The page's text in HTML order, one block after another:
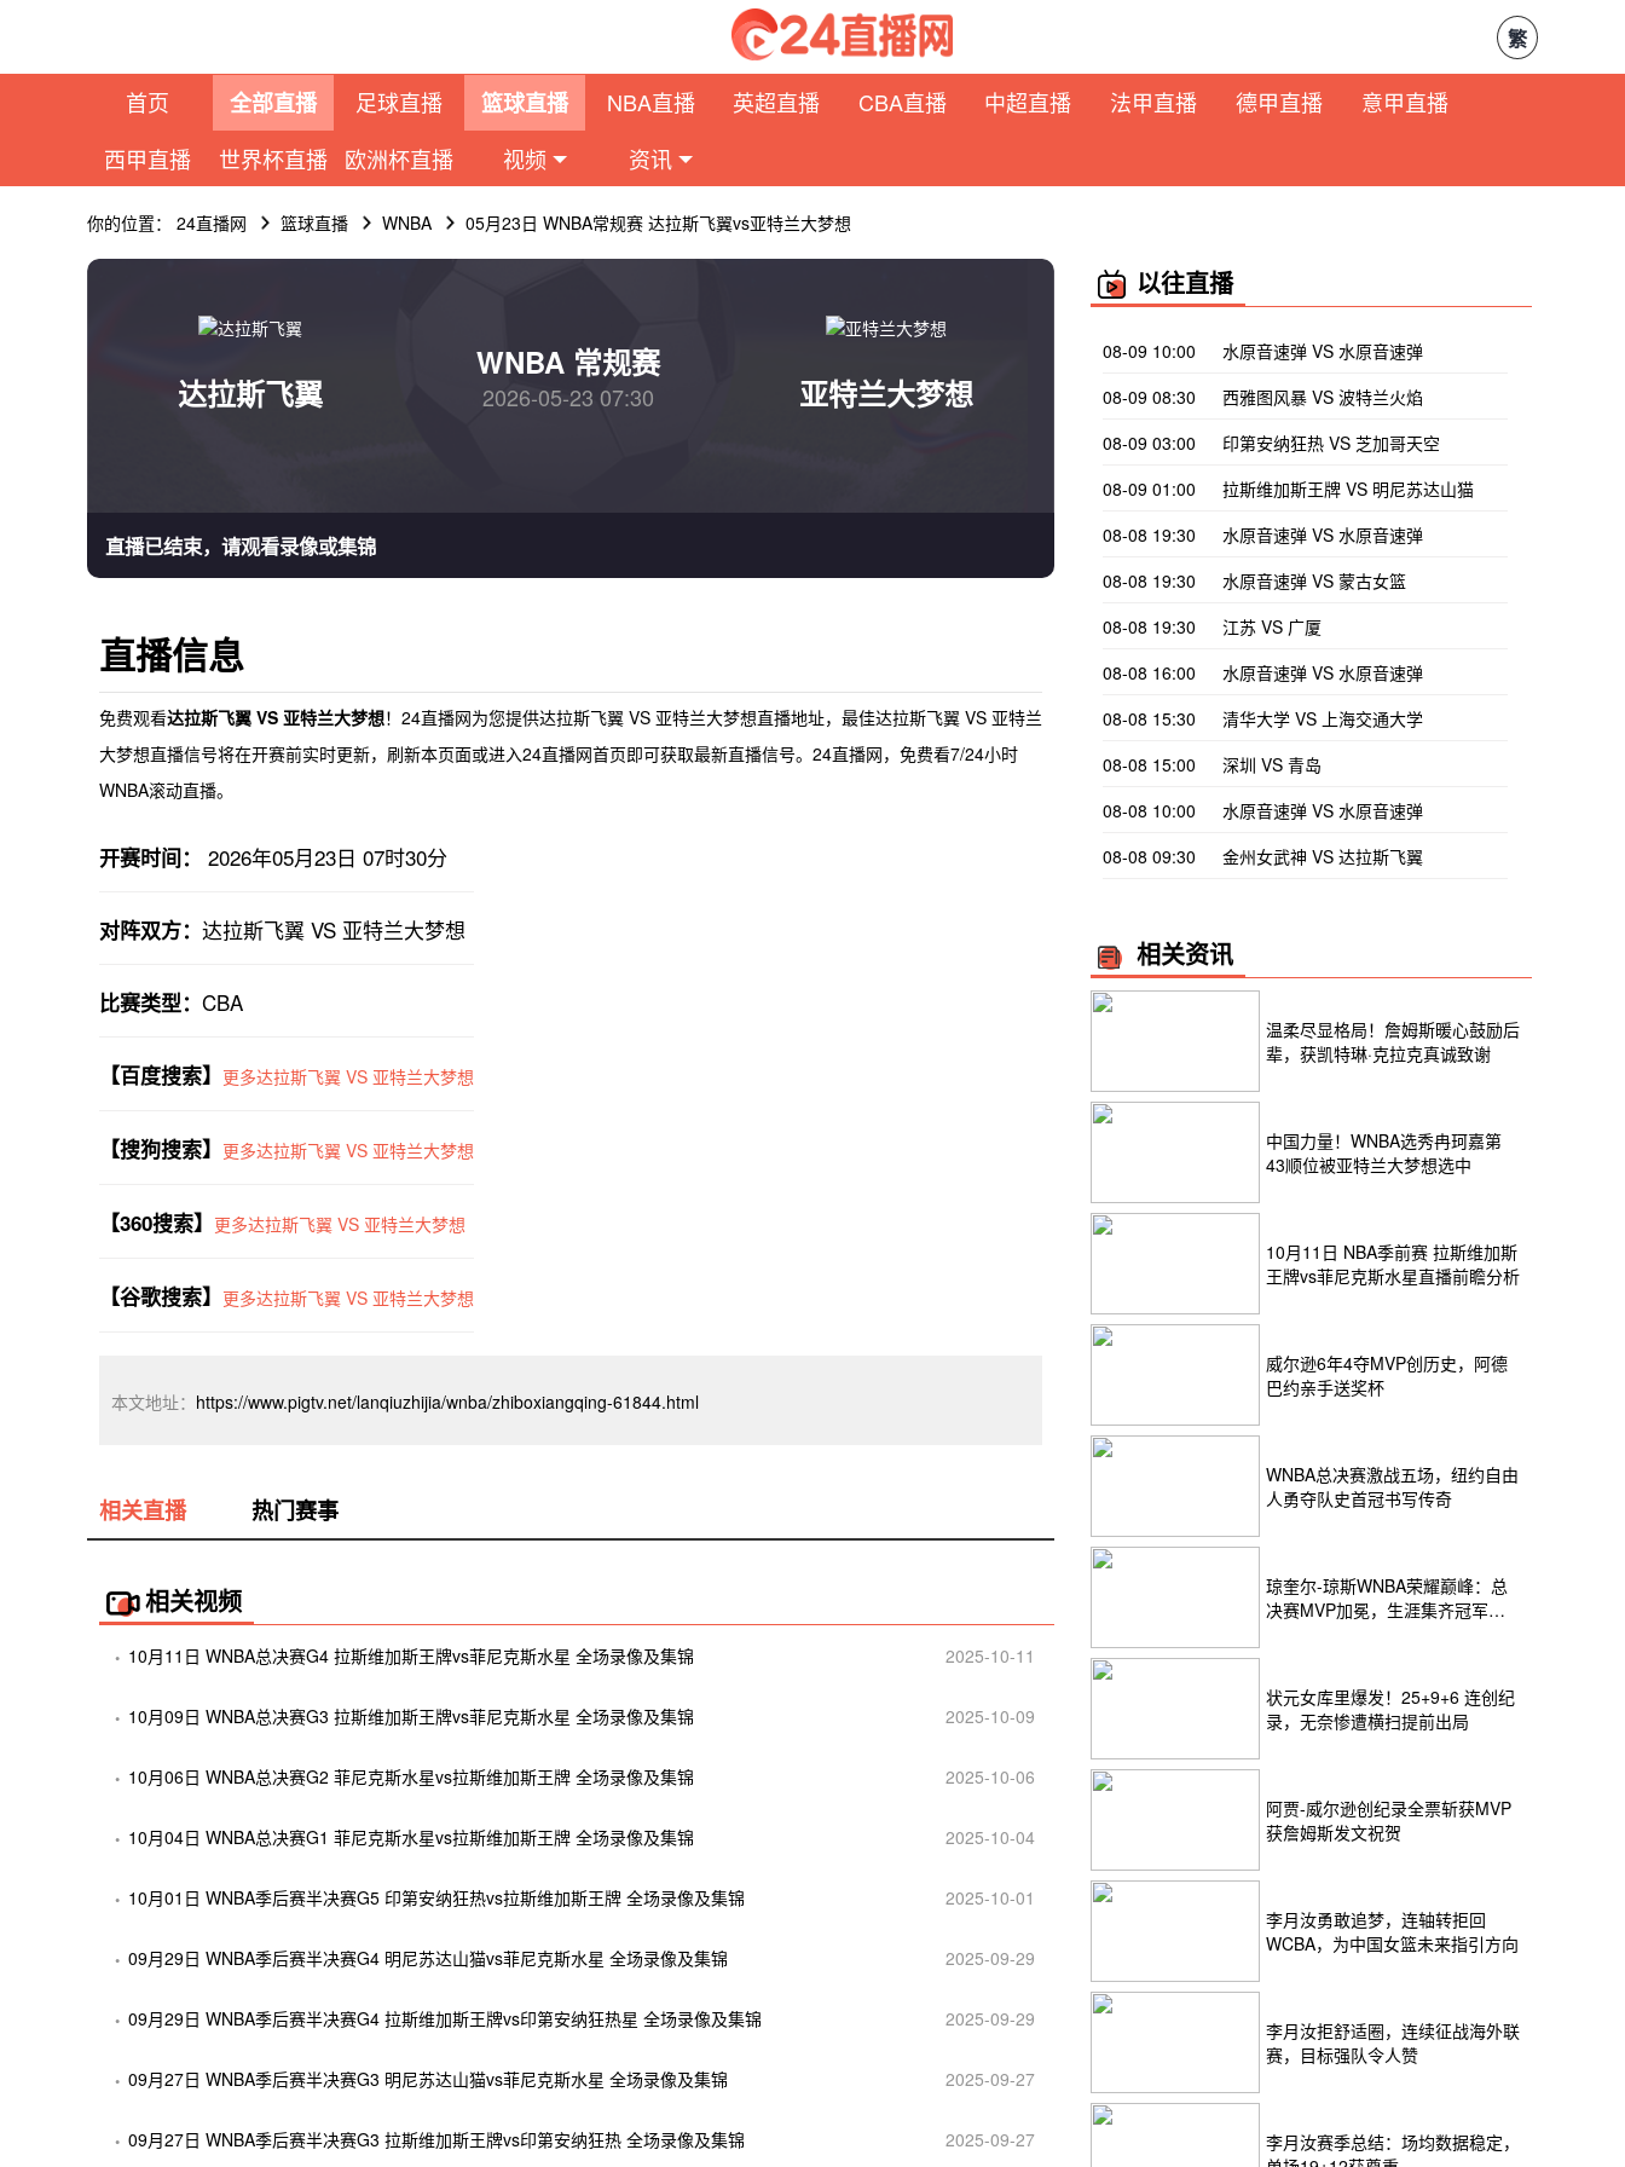
繁
首页 全部直播 足球直播 篮球直播 NBA直播 英超直播 CBA直播 中超直播 法甲直播 德甲直播
意甲直播
西甲直播
世界杯直播 欧洲杯直播 视频 资讯
你的位置： 24直播网 篮球直播 WNBA 05月23日 WNBA常规赛 达拉斯飞翼vs亚特兰大梦想
达拉斯飞翼
WNBA 常规赛
2026-05-23 07:30 亚特兰大梦想
直播已结束，请观看录像或集锦
直播信息
免费观看达拉斯飞翼 VS 亚特兰大梦想！24直播网为您提供达拉斯飞翼 VS 亚特兰大梦想直播地址，最佳达拉斯飞翼 VS 亚特兰
大梦想直播信号将在开赛前实时更新，刷新本页面或进入24直播网首页即可获取最新直播信号。24直播网，免费看7/24小时
WNBA滚动直播。
开赛时间： 2026年05月23日 07时30分
对阵双方： 达拉斯飞翼 VS 亚特兰大梦想
比赛类型： CBA
【百度搜索】 更多达拉斯飞翼 VS 亚特兰大梦想
【搜狗搜索】 更多达拉斯飞翼 VS 亚特兰大梦想
【360搜索】 更多达拉斯飞翼 VS 亚特兰大梦想
【谷歌搜索】 更多达拉斯飞翼 VS 亚特兰大梦想
本文地址： https://www.pigtv.net/lanqiuzhijia/wnba/zhiboxiangqing-61844.html
相关直播 热门赛事
相关视频
10月11日 WNBA总决赛G4 拉斯维加斯王牌vs菲尼克斯水星 全场录像及集锦 2025-10-11
10月09日 WNBA总决赛G3 拉斯维加斯王牌vs菲尼克斯水星 全场录像及集锦 2025-10-09
10月06日 WNBA总决赛G2 菲尼克斯水星vs拉斯维加斯王牌 全场录像及集锦 2025-10-06
10月04日 WNBA总决赛G1 菲尼克斯水星vs拉斯维加斯王牌 全场录像及集锦 2025-10-04
10月01日 WNBA季后赛半决赛G5 印第安纳狂热vs拉斯维加斯王牌 全场录像及集锦 2025-10-01
09月29日 WNBA季后赛半决赛G4 明尼苏达山猫vs菲尼克斯水星 全场录像及集锦 2025-09-29
09月29日 WNBA季后赛半决赛G4 拉斯维加斯王牌vs印第安纳狂热星 全场录像及集锦 2025-09-29
09月27日 WNBA季后赛半决赛G3 明尼苏达山猫vs菲尼克斯水星 全场录像及集锦 2025-09-27
09月27日 WNBA季后赛半决赛G3 拉斯维加斯王牌vs印第安纳狂热 全场录像及集锦 2025-09-27
以往直播
08-09 10:00
水原音速弹 VS 水原音速弹
08-09 08:30
西雅图风暴 VS 波特兰火焰
08-09 03:00
印第安纳狂热 VS 芝加哥天空
08-09 01:00
拉斯维加斯王牌 VS 明尼苏达山猫
08-08 19:30
水原音速弹 VS 水原音速弹
08-08 19:30
水原音速弹 VS 蒙古女篮
08-08 19:30
江苏 VS 广厦
08-08 16:00
水原音速弹 VS 水原音速弹
08-08 15:30
清华大学 VS 上海交通大学
08-08 15:00
深圳 VS 青岛
08-08 10:00
水原音速弹 VS 水原音速弹
08-08 09:30
金州女武神 VS 达拉斯飞翼
相关资讯
温柔尽显格局！詹姆斯暖心鼓励后
辈，获凯特琳·克拉克真诚致谢
中国力量！WNBA选秀冉珂嘉第
43顺位被亚特兰大梦想选中
10月11日 NBA季前赛 拉斯维加斯
王牌vs菲尼克斯水星直播前瞻分析
威尔逊6年4夺MVP创历史，阿德
巴约亲手送奖杯
WNBA总决赛激战五场，纽约自由
人勇夺队史首冠书写传奇
琼奎尔-琼斯WNBA荣耀巅峰：总
决赛MVP加冕，生涯集齐冠军
状元女库里爆发！25+9+6 连创纪
录，无奈惨遭横扫提前出局
阿贾-威尔逊创纪录全票斩获MVP
获詹姆斯发文祝贺
李月汝勇敢追梦，连轴转拒回
WCBA，为中国女篮未来指引方向
李月汝拒舒适圈，连续征战海外联
赛，目标强队令人赞
李月汝赛季总结：场均数据稳定，